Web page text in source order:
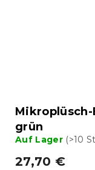
Mikroplüsch-
grün
Auf Lager (>10
27,70 €